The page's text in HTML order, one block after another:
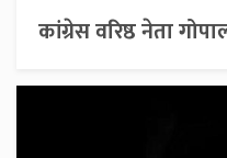
कांग्रेस वरिष्ठ नेता